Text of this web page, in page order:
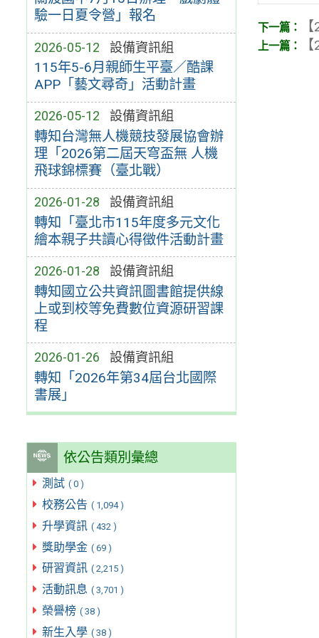
驗一日夏令營」報名
2026-05-12 設備資訊組
115年5-6月親師生平臺／酷課
APP「藝文尋奇」活動計畫
2026-05-12 設備資訊組
轉知台灣無人機競技發展協會辦
理「2026第二屆天穹盃無 人機
飛球錦標賽（臺北戰）
2026-01-28 設備資訊組
轉知「臺北市115年度多元文化
繪本親子共讀心得徵件活動計畫
2026-01-28 設備資訊組
轉知國立公共資訊圖書館提供線
上或到校等免費數位資源研習課
程
2026-01-26 設備資訊組
轉知「2026年第34屆台北國際
書展」
依公告類別彙總
測試 ( 0 )
校務公告 ( 1,094 )
升學資訊 ( 432 )
獎助學金 ( 69 )
研習資訊 ( 2,215 )
活動訊息 ( 3,701 )
榮譽榜 ( 38 )
新生入學 ( 38 )